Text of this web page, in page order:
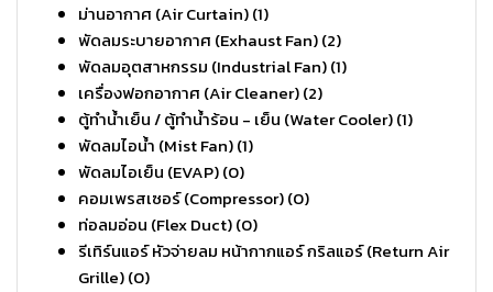
ม่านอากาศ (Air Curtain)(1)
พัดลมระบายอากาศ (Exhaust Fan)(2)
พัดลมอุตสาหกรรม (Industrial Fan)(1)
เครื่องฟอกอากาศ (Air Cleaner)(2)
ตู้ทำน้ำเย็น / ตู้ทำน้ำร้อน - เย็น (Water Cooler)(1)
พัดลมไอน้ำ (Mist Fan)(1)
พัดลมไอเย็น (EVAP)(0)
คอมเพรสเซอร์ (Compressor)(0)
ท่อลมอ่อน (Flex Duct)(0)
รีเทิร์นแอร์ หัวจ่ายลม หน้ากากแอร์ กริลแอร์ (Return Air
Grille)(0)